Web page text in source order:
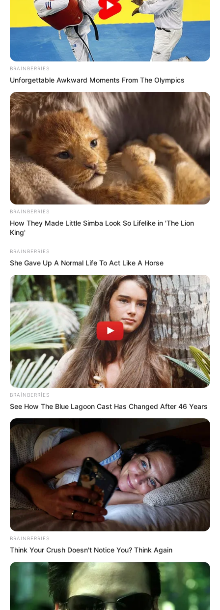
Xəbər xoşunuza gəldi? Sosial şəbəkələrdə paylaşın
media xəbər gündəm ölkə xəbərlər
Bizi Facebook-da
Bizi Twitter-da
Bizə yazın: (+99450) 247 90 86
ƏLAQƏLI MÖVZULAR
Bu məktəblər üzrə vakansiya seçimi
başlayır
06 Avqust 2026, 19:59
Nazirlik küləklə bağlı XƏBƏRDARLIQ
ETDİ -Dənizə GİRMƏYİN
06 Avqust 2026, 19:37
edildi
06 Avqust 2026, 19:30
Şəxs məcburi nikahda saxlanıla bilərmi?
—Vəkildən AÇIQLAMA
06 Avqust 2026, 19:09
BRAINBERRIES
Unforgettable Awkward Moments From The Olympics
BRAINBERRIES
How They Made Little Simba Look So Lifelike in 'The Lion
King'
BRAINBERRIES
She Gave Up A Normal Life To Act Like A Horse
BRAINBERRIES
See How The Blue Lagoon Cast Has Changed After 46 Years
BRAINBERRIES
Think Your Crush Doesn't Notice You? Think Again